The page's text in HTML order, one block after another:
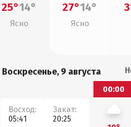
25°14°
Ясно
27°14°
Ясно
Воскресенье, 9 августа
Восход:
05:41
Закат:
20:25
00:00